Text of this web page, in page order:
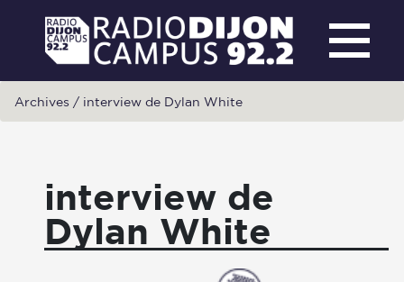
Archives / interview de Dylan White
interview de
Dylan White